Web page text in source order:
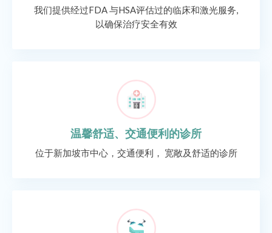
我们提供经过FDA 与HSA评估过的临床和激光服务,
以确保治疗安全有效
温馨舒适、交通便利的诊所
位于新加坡市中心，交通便利， 宽敞及舒适的诊所